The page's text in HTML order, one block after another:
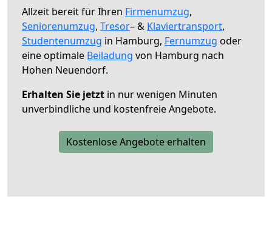
Allzeit bereit für Ihren Firmenumzug,
Seniorenumzug, Tresor– & Klaviertransport,
Studentenumzug in Hamburg, Fernumzug oder
eine optimale Beiladung von Hamburg nach
Hohen Neuendorf.
Erhalten Sie jetzt in nur wenigen Minuten
unverbindliche und kostenfreie Angebote.
Kostenlose Angebote erhalten